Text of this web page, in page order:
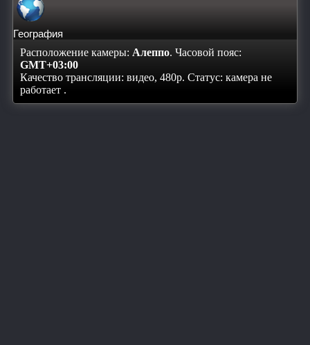
География
Расположение камеры: Алеппо. Часовой пояс:
GMT+03:00
Качество трансляции: видео, 480p. Статус: камера не
работает .